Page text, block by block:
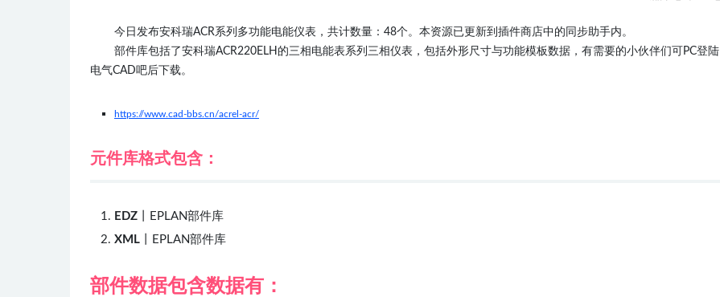
今日发布安科瑞ACR系列多功能电能仪表，共计数量：48个。本资源已更新到插件商店中的同步助手内。
部件库包括了安科瑞ACR220ELH的三相电能表系列三相仪表，包括外形尺寸与功能模板数据，有需要的小伙伴们可PC登陆
电气CAD吧后下载。
https://www.cad-bbs.cn/acrel-acr/
元件库格式包含：
EDZ 丨EPLAN部件库
XML 丨EPLAN部件库
部件数据包含数据有：